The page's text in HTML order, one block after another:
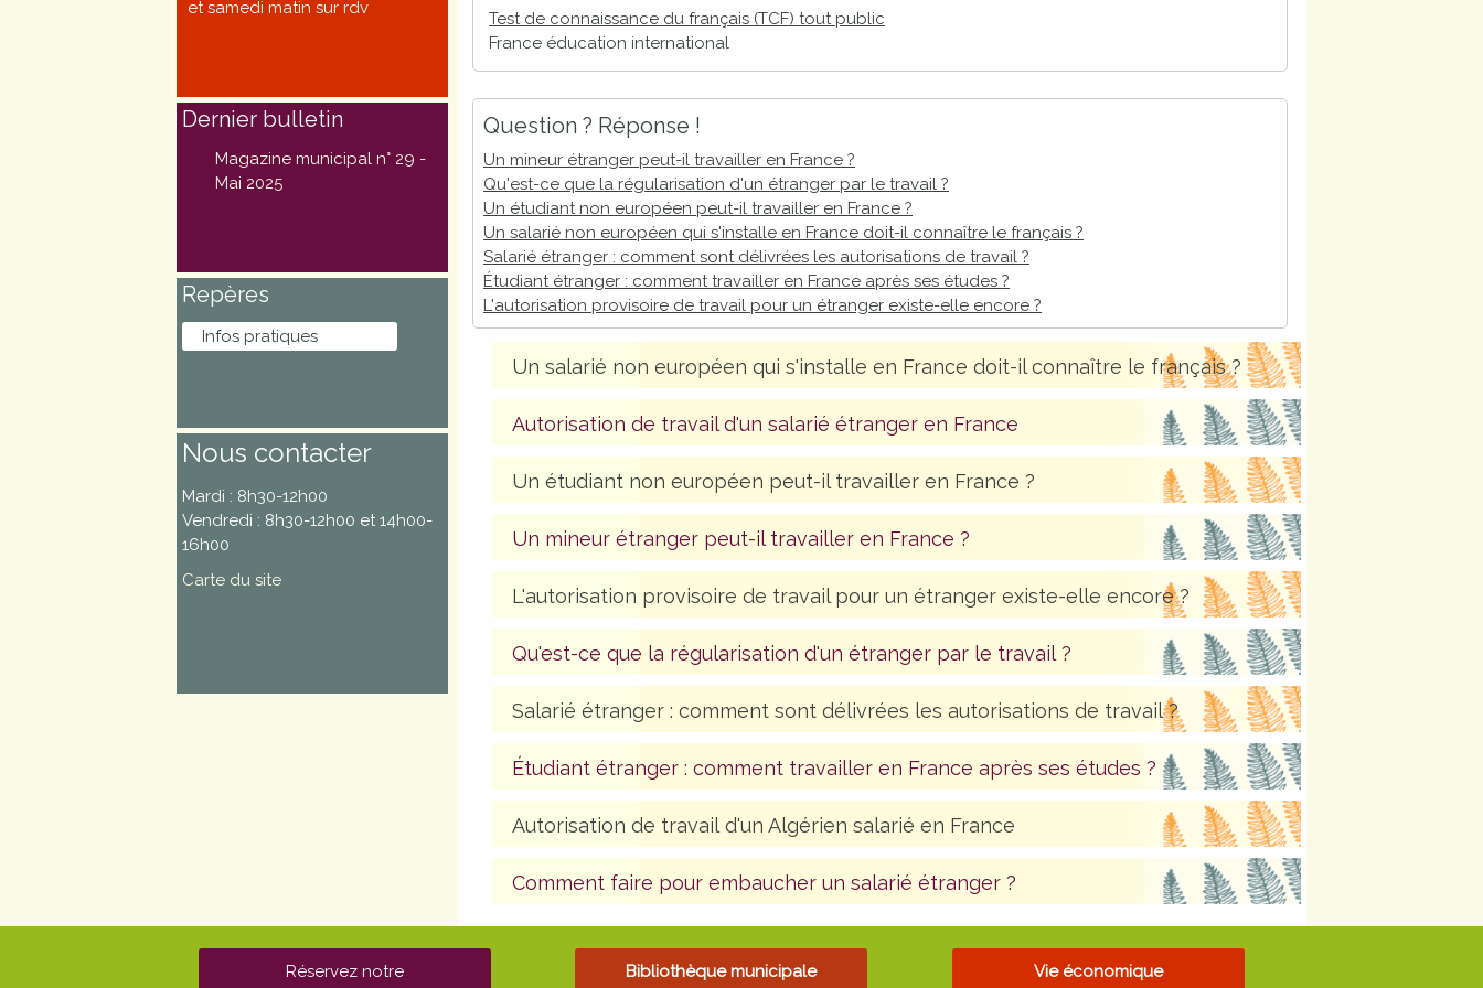
Réglementation
Démarches
Rhône
Médiathèque
publics
Établissements
scolaires
privés
proches de
et
s'amuser
Test de connaissance du français (TCF) tout public
France éducation international
Question ? Réponse !
Un mineur étranger peut-il travailler en France ?
Qu'est-ce que la régularisation d'un étranger par le travail ?
Un étudiant non européen peut-il travailler en France ?
Un salarié non européen qui s'installe en France doit-il connaître le français ?
Salarié étranger : comment sont délivrées les autorisations de travail ?
Étudiant étranger : comment travailler en France après ses études ?
L'autorisation provisoire de travail pour un étranger existe-elle encore ?
Un salarié non européen qui s'installe en France doit-il connaître le français ?
Autorisation de travail d'un salarié étranger en France
Un étudiant non européen peut-il travailler en France ?
Un mineur étranger peut-il travailler en France ?
L'autorisation provisoire de travail pour un étranger existe-elle encore ?
Qu'est-ce que la régularisation d'un étranger par le travail ?
Salarié étranger : comment sont délivrées les autorisations de travail ?
Étudiant étranger : comment travailler en France après ses études ?
Autorisation de travail d'un Algérien salarié en France
Comment faire pour embaucher un salarié étranger ?
et samedi matin sur rdv
Dernier bulletin
Magazine municipal n° 29 -
Mai 2025
Repères
Infos pratiques
Nous contacter
Mardi : 8h30-12h00
Vendredi : 8h30-12h00 et 14h00-
16h00
Carte du site
Réservez notre
Bibliothèque municipale
Vie économique